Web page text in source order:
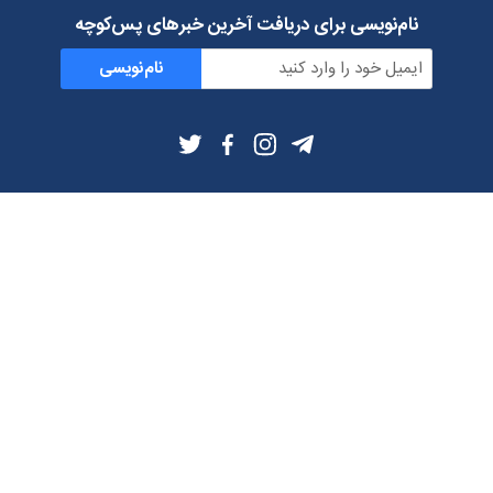
نام‌نویسی برای دریافت آخرین خبرهای پس‌کوچه
نام‌نویسی